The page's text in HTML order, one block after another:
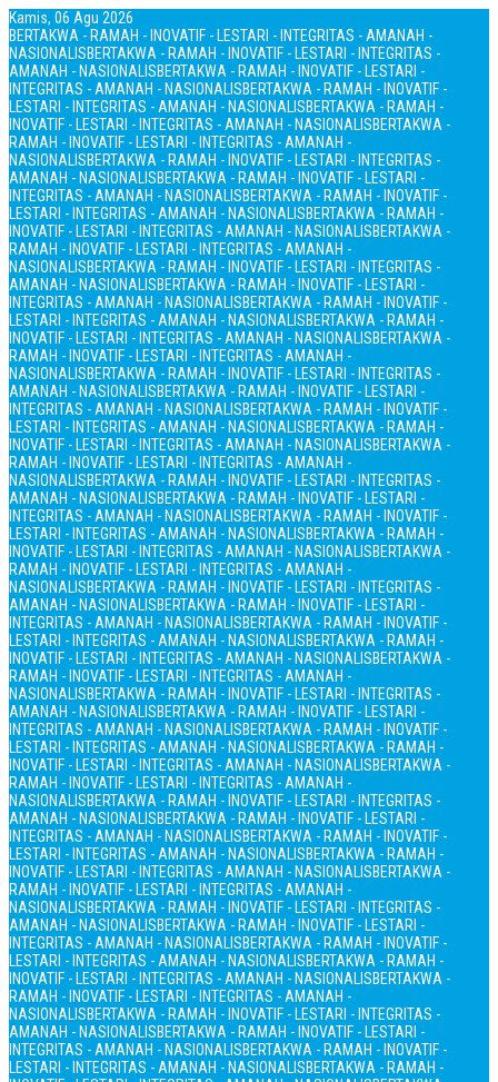
Kamis, 06 Agu 2026
BERTAKWA - RAMAH - INOVATIF - LESTARI - INTEGRITAS - AMANAH -
NASIONALISBERTAKWA - RAMAH - INOVATIF - LESTARI - INTEGRITAS -
AMANAH - NASIONALISBERTAKWA - RAMAH - INOVATIF - LESTARI -
INTEGRITAS - AMANAH - NASIONALISBERTAKWA - RAMAH - INOVATIF -
LESTARI - INTEGRITAS - AMANAH - NASIONALISBERTAKWA - RAMAH -
INOVATIF - LESTARI - INTEGRITAS - AMANAH - NASIONALISBERTAKWA -
RAMAH - INOVATIF - LESTARI - INTEGRITAS - AMANAH -
NASIONALISBERTAKWA - RAMAH - INOVATIF - LESTARI - INTEGRITAS -
AMANAH - NASIONALISBERTAKWA - RAMAH - INOVATIF - LESTARI -
INTEGRITAS - AMANAH - NASIONALISBERTAKWA - RAMAH - INOVATIF -
LESTARI - INTEGRITAS - AMANAH - NASIONALISBERTAKWA - RAMAH -
INOVATIF - LESTARI - INTEGRITAS - AMANAH - NASIONALISBERTAKWA -
RAMAH - INOVATIF - LESTARI - INTEGRITAS - AMANAH -
NASIONALISBERTAKWA - RAMAH - INOVATIF - LESTARI - INTEGRITAS -
AMANAH - NASIONALISBERTAKWA - RAMAH - INOVATIF - LESTARI -
INTEGRITAS - AMANAH - NASIONALISBERTAKWA - RAMAH - INOVATIF -
LESTARI - INTEGRITAS - AMANAH - NASIONALISBERTAKWA - RAMAH -
INOVATIF - LESTARI - INTEGRITAS - AMANAH - NASIONALISBERTAKWA -
RAMAH - INOVATIF - LESTARI - INTEGRITAS - AMANAH -
NASIONALISBERTAKWA - RAMAH - INOVATIF - LESTARI - INTEGRITAS -
AMANAH - NASIONALISBERTAKWA - RAMAH - INOVATIF - LESTARI -
INTEGRITAS - AMANAH - NASIONALISBERTAKWA - RAMAH - INOVATIF -
LESTARI - INTEGRITAS - AMANAH - NASIONALISBERTAKWA - RAMAH -
INOVATIF - LESTARI - INTEGRITAS - AMANAH - NASIONALISBERTAKWA -
RAMAH - INOVATIF - LESTARI - INTEGRITAS - AMANAH -
NASIONALISBERTAKWA - RAMAH - INOVATIF - LESTARI - INTEGRITAS -
AMANAH - NASIONALISBERTAKWA - RAMAH - INOVATIF - LESTARI -
INTEGRITAS - AMANAH - NASIONALISBERTAKWA - RAMAH - INOVATIF -
LESTARI - INTEGRITAS - AMANAH - NASIONALISBERTAKWA - RAMAH -
INOVATIF - LESTARI - INTEGRITAS - AMANAH - NASIONALISBERTAKWA -
RAMAH - INOVATIF - LESTARI - INTEGRITAS - AMANAH -
NASIONALISBERTAKWA - RAMAH - INOVATIF - LESTARI - INTEGRITAS -
AMANAH - NASIONALISBERTAKWA - RAMAH - INOVATIF - LESTARI -
INTEGRITAS - AMANAH - NASIONALISBERTAKWA - RAMAH - INOVATIF -
LESTARI - INTEGRITAS - AMANAH - NASIONALISBERTAKWA - RAMAH -
INOVATIF - LESTARI - INTEGRITAS - AMANAH - NASIONALISBERTAKWA -
RAMAH - INOVATIF - LESTARI - INTEGRITAS - AMANAH -
NASIONALISBERTAKWA - RAMAH - INOVATIF - LESTARI - INTEGRITAS -
AMANAH - NASIONALISBERTAKWA - RAMAH - INOVATIF - LESTARI -
INTEGRITAS - AMANAH - NASIONALISBERTAKWA - RAMAH - INOVATIF -
LESTARI - INTEGRITAS - AMANAH - NASIONALISBERTAKWA - RAMAH -
INOVATIF - LESTARI - INTEGRITAS - AMANAH - NASIONALISBERTAKWA -
RAMAH - INOVATIF - LESTARI - INTEGRITAS - AMANAH -
NASIONALISBERTAKWA - RAMAH - INOVATIF - LESTARI - INTEGRITAS -
AMANAH - NASIONALISBERTAKWA - RAMAH - INOVATIF - LESTARI -
INTEGRITAS - AMANAH - NASIONALISBERTAKWA - RAMAH - INOVATIF -
LESTARI - INTEGRITAS - AMANAH - NASIONALISBERTAKWA - RAMAH -
INOVATIF - LESTARI - INTEGRITAS - AMANAH - NASIONALISBERTAKWA -
RAMAH - INOVATIF - LESTARI - INTEGRITAS - AMANAH -
NASIONALISBERTAKWA - RAMAH - INOVATIF - LESTARI - INTEGRITAS -
AMANAH - NASIONALISBERTAKWA - RAMAH - INOVATIF - LESTARI -
INTEGRITAS - AMANAH - NASIONALISBERTAKWA - RAMAH - INOVATIF -
LESTARI - INTEGRITAS - AMANAH - NASIONALISBERTAKWA - RAMAH -
INOVATIF - LESTARI - INTEGRITAS - AMANAH - NASIONALISBERTAKWA -
RAMAH - INOVATIF - LESTARI - INTEGRITAS - AMANAH -
NASIONALISBERTAKWA - RAMAH - INOVATIF - LESTARI - INTEGRITAS -
AMANAH - NASIONALISBERTAKWA - RAMAH - INOVATIF - LESTARI -
INTEGRITAS - AMANAH - NASIONALISBERTAKWA - RAMAH - INOVATIF -
LESTARI - INTEGRITAS - AMANAH - NASIONALISBERTAKWA - RAMAH -